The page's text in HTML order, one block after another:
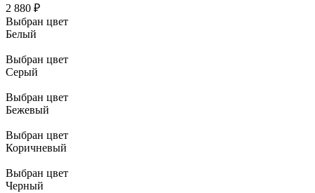
2 880 ₽
Выбран цвет
Белый
Выбран цвет
Серый
Выбран цвет
Бежевый
Выбран цвет
Коричневый
Выбран цвет
Черный